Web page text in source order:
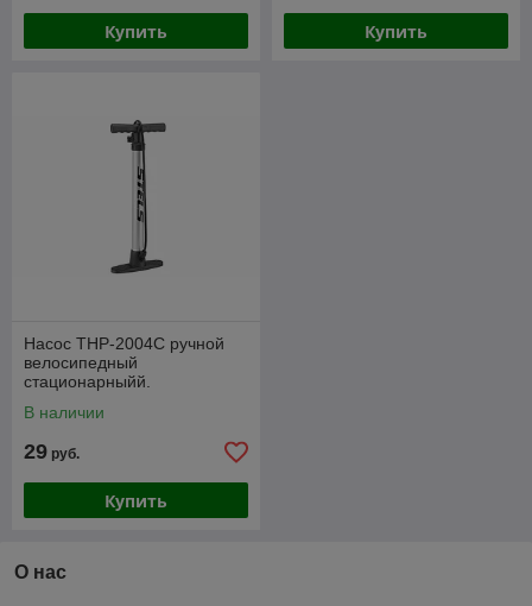
Купить Купить
Насос THP-2004C ручной
велосипедный
стационарныйй.
В наличии
29 руб.
Купить
О нас